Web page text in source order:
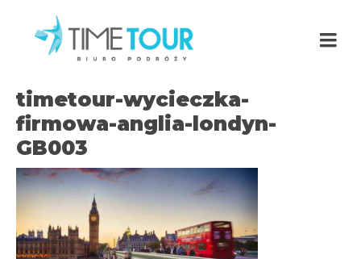
timetour-wycieczka-
firmowa-anglia-londyn-
GB003